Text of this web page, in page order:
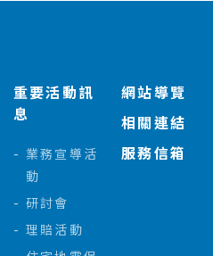
重要活動訊
息
業務宣導活
動
研討會
理賠活動
網站導覽
相關連結
服務信箱